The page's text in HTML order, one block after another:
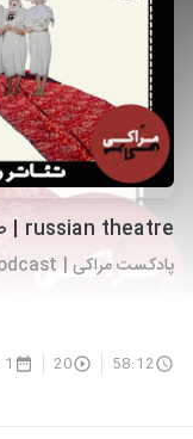
russian theatre | صحنه ی عروسک روسی
پادکست مراکی | meraki podcast
58:12
20 1 سال پیش